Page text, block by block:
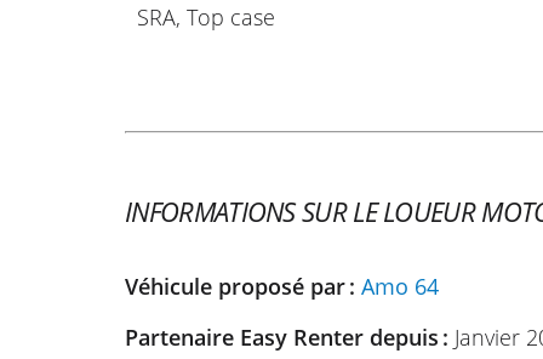
SRA, Top case
INFORMATIONS SUR LE LOUEUR
Véhicule proposé par :Amo 64
Partenaire Easy Renter depuis : Janvier